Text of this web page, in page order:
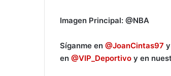
Imagen Principal: @NBA
Síganme en @JoanCintas97
en @VIP_Deportivo y en